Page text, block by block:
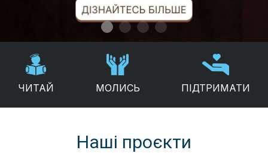
ЧИТАЙ МОЛИСЬ ПІДТРИМАТИ
Наші проєкти